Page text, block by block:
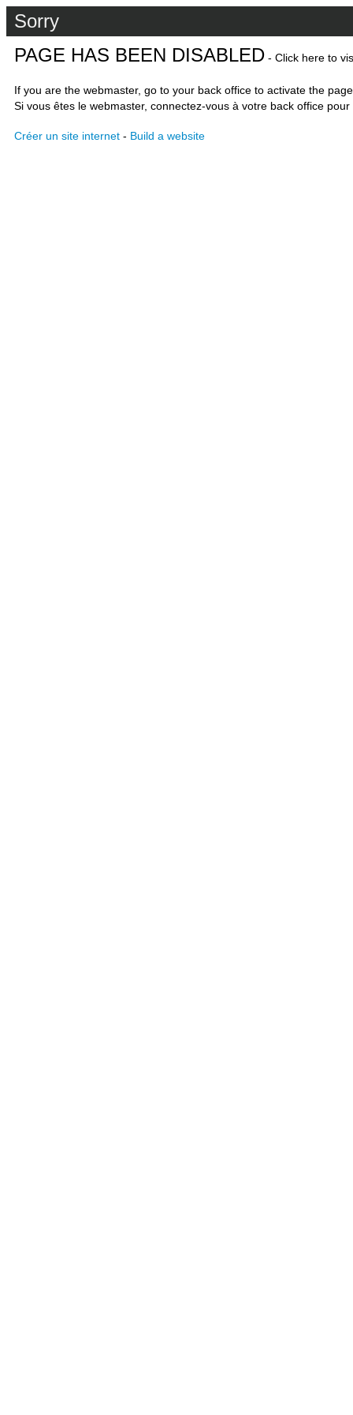
Sorry
PAGE HAS BEEN DISABLED - Click here to
If you are the webmaster, go to your back office to activate the
Si vous êtes le webmaster, connectez-vous à votre back office
Créer un site internet - Build a website